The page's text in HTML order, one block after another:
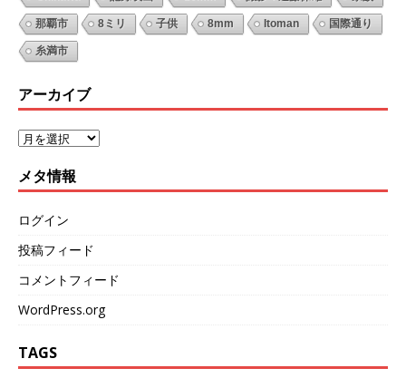
那覇市 8ミリ 子供 8mm Itoman 国際通り
糸満市
アーカイブ
メタ情報
ログイン
投稿フィード
コメントフィード
WordPress.org
TAGS